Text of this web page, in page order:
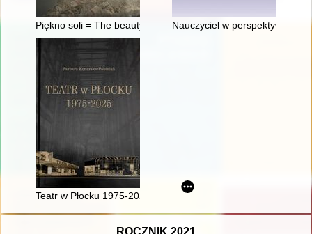
Piękno soli = The beauty of saltNauczyciel w perspektywie
Teatr w Płocku 1975-2025
ROCZNIK 2021